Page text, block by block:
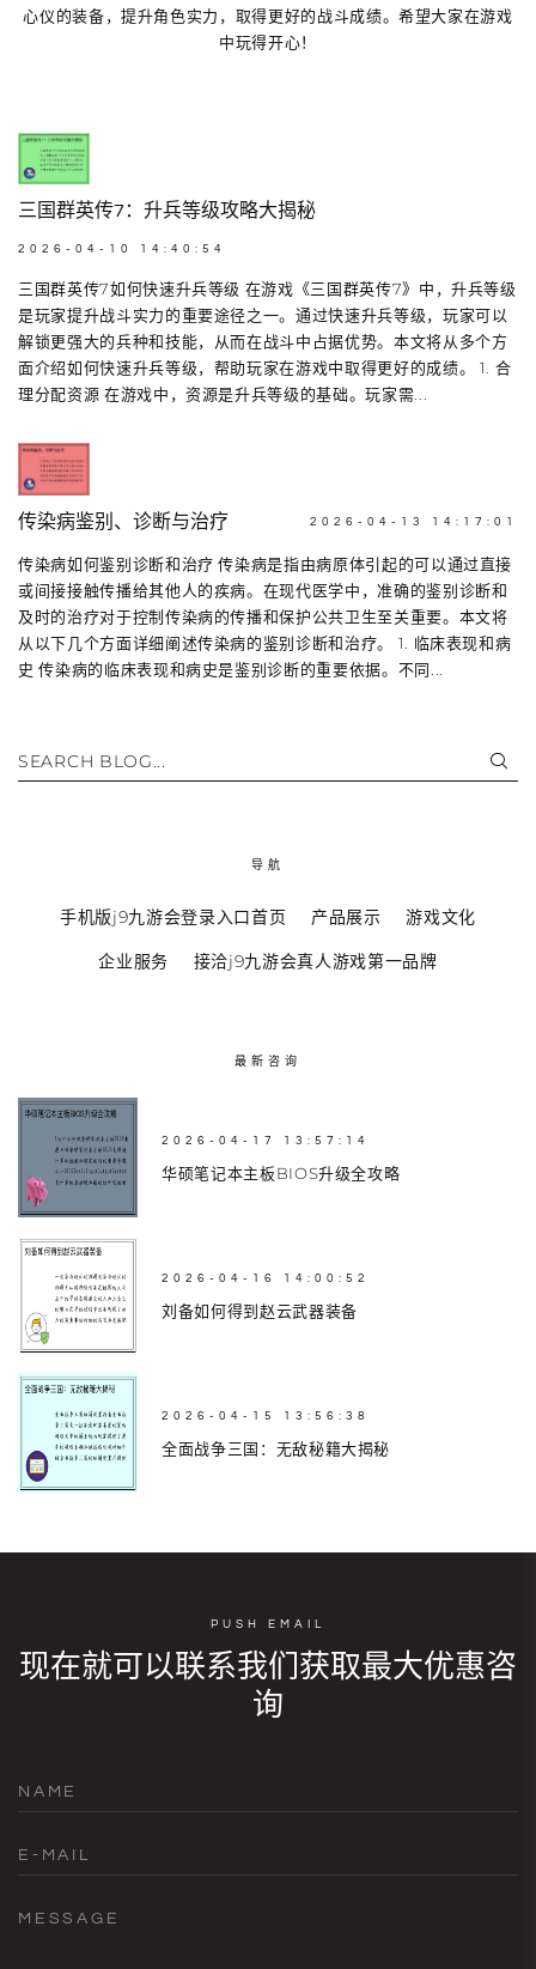
心仪的装备，提升角色实力，取得更好的战斗成绩。希望大家在游戏
中玩得开心！
三国群英传7：升兵等级攻略大揭秘
2026-04-10 14:40:54
三国群英传7如何快速升兵等级 在游戏《三国群英传7》中，升兵等级
是玩家提升战斗实力的重要途径之一。通过快速升兵等级，玩家可以
解锁更强大的兵种和技能，从而在战斗中占据优势。本文将从多个方
面介绍如何快速升兵等级，帮助玩家在游戏中取得更好的成绩。 1. 合
理分配资源 在游戏中，资源是升兵等级的基础。玩家需...
传染病鉴别、诊断与治疗 2026-04-13 14:17:01
传染病如何鉴别诊断和治疗 传染病是指由病原体引起的可以通过直接
或间接接触传播给其他人的疾病。在现代医学中，准确的鉴别诊断和
及时的治疗对于控制传染病的传播和保护公共卫生至关重要。本文将
从以下几个方面详细阐述传染病的鉴别诊断和治疗。 1. 临床表现和病
史 传染病的临床表现和病史是鉴别诊断的重要依据。不同...
SEARCH BLOG...
导航
手机版j9九游会登录入口首页 产品展示 游戏文化
企业服务 接洽j9九游会真人游戏第一品牌
最新咨询
2026-04-17 13:57:14
华硕笔记本主板BIOS升级全攻略
2026-04-16 14:00:52
刘备如何得到赵云武器装备
2026-04-15 13:56:38
全面战争三国：无敌秘籍大揭秘
PUSH EMAIL
现在就可以联系我们获取最大优惠咨
询
NAME
E-MAIL
MESSAGE